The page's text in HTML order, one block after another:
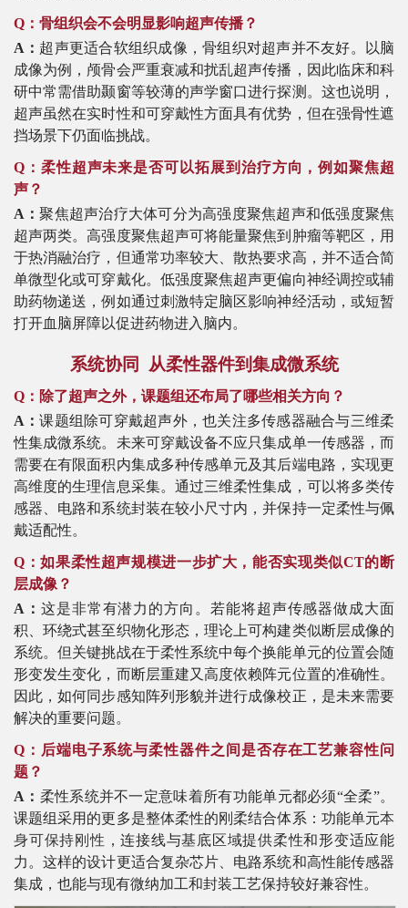
Q：骨组织会不会明显影响超声传播？
A： 超声更适合软组织成像，骨组织对超声并不友好。以脑
成像为例，颅骨会严重衰减和扰乱超声传播，因此临床和科
研中常需借助颞窗等较薄的声学窗口进行探测。这也说明，
超声虽然在实时性和可穿戴性方面具有优势，但在强骨性遮
挡场景下仍面临挑战。
Q：柔性超声未来是否可以拓展到治疗方向，例如聚焦超
声？
A：聚焦超声治疗大体可分为高强度聚焦超声和低强度聚焦
超声两类。高强度聚焦超声可将能量聚焦到肿瘤等靶区，用
于热消融治疗，但通常功率较大、散热要求高，并不适合简
单微型化或可穿戴化。低强度聚焦超声更偏向神经调控或辅
助药物递送，例如通过刺激特定脑区影响神经活动，或短暂
打开血脑屏障以促进药物进入脑内。
系统协同 从柔性器件到集成微系统
Q：除了超声之外，课题组还布局了哪些相关方向？
A：课题组除可穿戴超声外，也关注多传感器融合与三维柔
性集成微系统。未来可穿戴设备不应只集成单一传感器，而
需要在有限面积内集成多种传感单元及其后端电路，实现更
高维度的生理信息采集。通过三维柔性集成，可以将多类传
感器、电路和系统封装在较小尺寸内，并保持一定柔性与佩
戴适配性。
Q：如果柔性超声规模进一步扩大，能否实现类似CT的断
层成像？
A： 这是非常有潜力的方向。若能将超声传感器做成大面
积、环绕式甚至织物化形态，理论上可构建类似断层成像的
系统。但关键挑战在于柔性系统中每个换能单元的位置会随
形变发生变化，而断层重建又高度依赖阵元位置的准确性。
因此，如何同步感知阵列形貌并进行成像校正，是未来需要
解决的重要问题。
Q：后端电子系统与柔性器件之间是否存在工艺兼容性问
题？
A： 柔性系统并不一定意味着所有功能单元都必须“全柔”。
课题组采用的更多是整体柔性的刚柔结合体系：功能单元本
身可保持刚性 ，连接线与基底区域提供柔性和形变适应能
力。这样的设计更适合复杂芯片、电路系统和高性能传感器
集成，也能与现有微纳加工和封装工艺保持较好兼容性。